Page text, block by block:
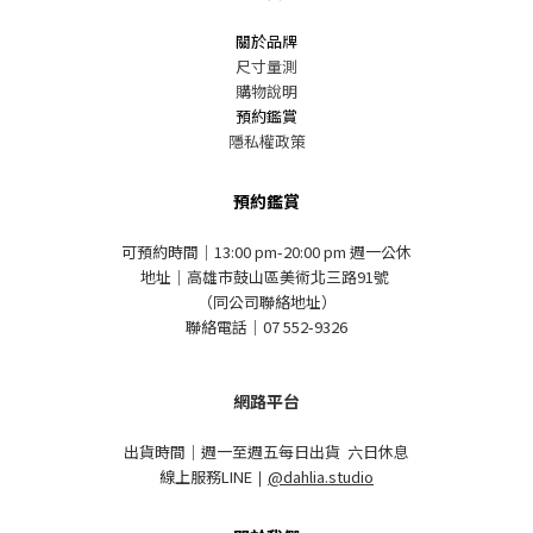
關於品牌
尺寸量測
購物說明
預約鑑賞
隱私權政策
預約鑑賞
可預約時間｜13:00 pm-20:00 pm 週一公休
地址｜高雄市鼓山區美術北三路91號
（同公司聯絡地址）
聯絡電話｜07 552-9326
網路平台
出貨時間｜週一至週五每日出貨 六日休息
線上服務LINE ｜ @dahlia.studio